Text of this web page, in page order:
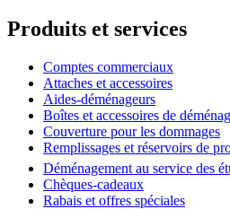
Produits et services
Comptes commerciaux
Attaches et accessoires
Aides-déménageurs
Boîtes et accessoires de
Couverture pour les dommages
Remplissages et réservoirs de
Déménagement au service des
Chèques-cadeaux
Rabais et offres spéciales